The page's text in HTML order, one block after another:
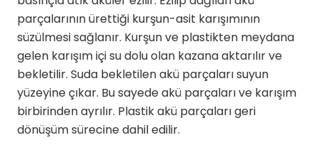
parçalarının ürettiği kurşun-asit karışımının
süzülmesi sağlanır. Kurşun ve plastikten meydana
gelen karışım içi su dolu olan kazana aktarılır ve
bekletilir. Suda bekletilen akü parçaları suyun
yüzeyine çıkar. Bu sayede akü parçaları ve karışım
birbirinden ayrılır. Plastik akü parçaları geri
dönüşüm sürecine dahil edilir.